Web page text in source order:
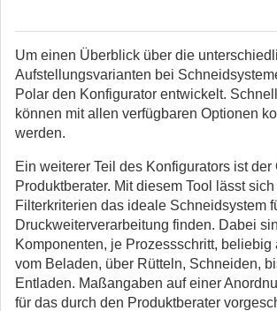
Um einen Überblick über die
Aufstellungsvarianten bei
Polar den Konfigurator entwickelt.
können mit allen verfügbaren Optionen
werden.
Ein weiterer Teil des Konfigurators ist der
Produktberater. Mit diesem Tool lässt
Filterkriterien das ideale Schneidsystem
Druckweiterverarbeitung finden. Dabei
Komponenten, je Prozessschritt, beliebig
vom Beladen, über Rütteln, Schneiden,
Entladen. Maßangaben auf einer
für das durch den Produktberater